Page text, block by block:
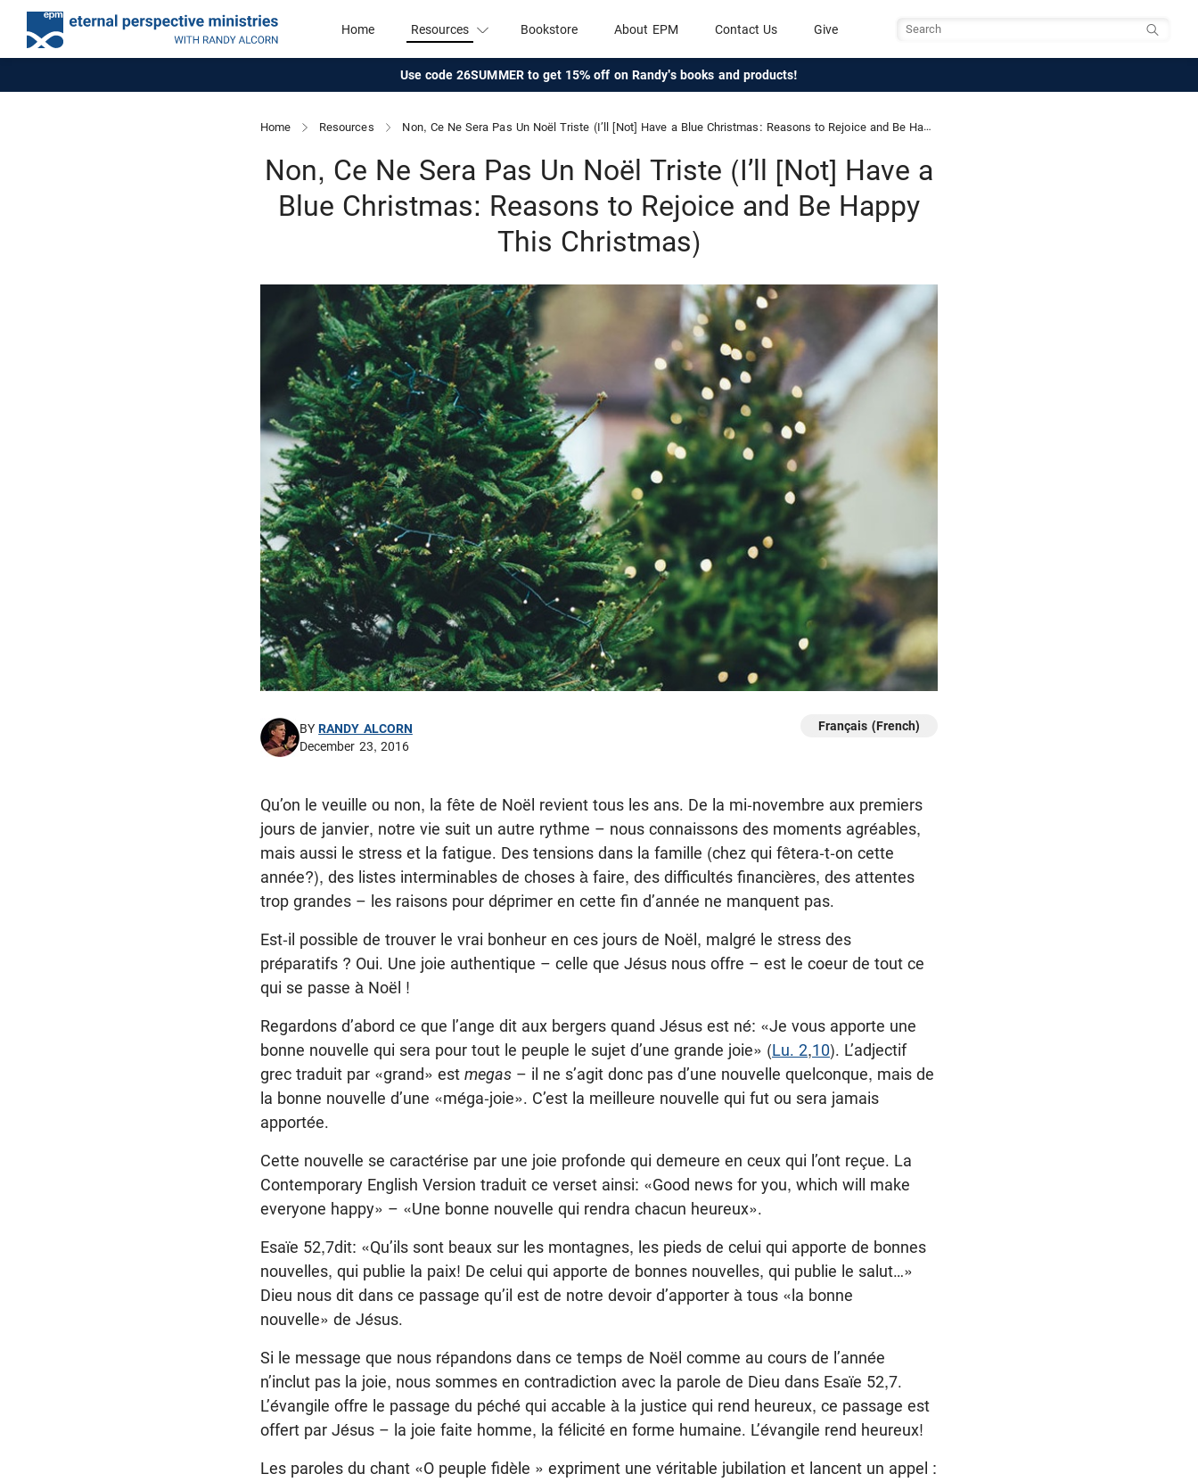
Home Resources Bookstore About EPM Contact Us Give
Use code 26SUMMER to get 15% off on Randy's books and products!
Home Resources Non, Ce Ne Sera Pas Un Noël Triste (I’ll [Not] Have a Blue Christmas: Reasons to Rejoice and Be Happy This Christmas)
Non, Ce Ne Sera Pas Un Noël Triste (I’ll [Not] Have a
Blue Christmas: Reasons to Rejoice and Be Happy
This Christmas)
BYRANDY ALCORN
December 23, 2016
Français (French)
Qu’on le veuille ou non, la fête de Noël revient tous les ans. De la mi-novembre aux premiers
jours de janvier, notre vie suit un autre rythme – nous connaissons des moments agréables,
mais aussi le stress et la fatigue. Des tensions dans la famille (chez qui fêtera-t-on cette
année?), des listes interminables de choses à faire, des difficultés financières, des attentes
trop grandes – les raisons pour déprimer en cette fin d’année ne manquent pas.
Est-il possible de trouver le vrai bonheur en ces jours de Noël, malgré le stress des
préparatifs ? Oui. Une joie authentique – celle que Jésus nous offre – est le coeur de tout ce
qui se passe à Noël !
Regardons d’abord ce que l’ange dit aux bergers quand Jésus est né: «Je vous apporte une
bonne nouvelle qui sera pour tout le peuple le sujet d’une grande joie» (Lu. 2,10). L’adjectif
grec traduit par «grand» est megas – il ne s’agit donc pas d’une nouvelle quelconque, mais de
la bonne nouvelle d’une «méga-joie». C’est la meilleure nouvelle qui fut ou sera jamais
apportée.
Cette nouvelle se caractérise par une joie profonde qui demeure en ceux qui l’ont reçue. La
Contemporary English Version traduit ce verset ainsi: «Good news for you, which will make
everyone happy» – «Une bonne nouvelle qui rendra chacun heureux».
Esaïe 52,7dit: «Qu’ils sont beaux sur les montagnes, les pieds de celui qui apporte de bonnes
nouvelles, qui publie la paix! De celui qui apporte de bonnes nouvelles, qui publie le salut…»
Dieu nous dit dans ce passage qu’il est de notre devoir d’apporter à tous «la bonne
nouvelle» de Jésus.
Si le message que nous répandons dans ce temps de Noël comme au cours de l’année
n’inclut pas la joie, nous sommes en contradiction avec la parole de Dieu dans Esaïe 52,7.
L’évangile offre le passage du péché qui accable à la justice qui rend heureux, ce passage est
offert par Jésus – la joie faite homme, la félicité en forme humaine. L’évangile rend heureux!
Les paroles du chant «O peuple fidèle » expriment une véritable jubilation et lancent un appel :